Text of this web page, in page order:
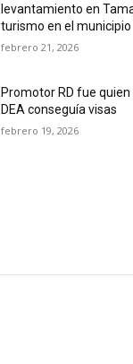
levantamiento en
turismo en el municipio
febrero 21, 2026
Promotor RD fue
DEA conseguía visas
febrero 19, 2026